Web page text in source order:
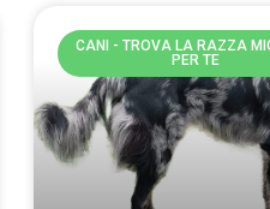
CANI - TROVA LA RAZZA
PER TE